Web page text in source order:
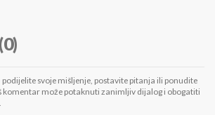
(0)
podijelite svoje mišljenje, postavite pitanja ili ponudite
komentar može potaknuti zanimljiv dijalog i obogatiti